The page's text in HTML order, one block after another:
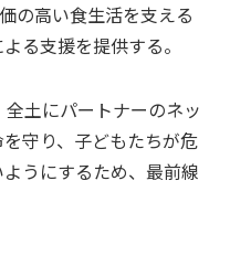
の高い食生活を支える
る支援を提供する。
土にパートナーのネッ
守り、子どもたちが危
うにするため、最前線